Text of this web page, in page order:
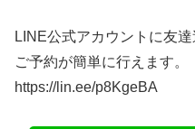
LINE公式アカウントに友
ご予約が簡単に行えます。
https://lin.ee/p8KgeBA